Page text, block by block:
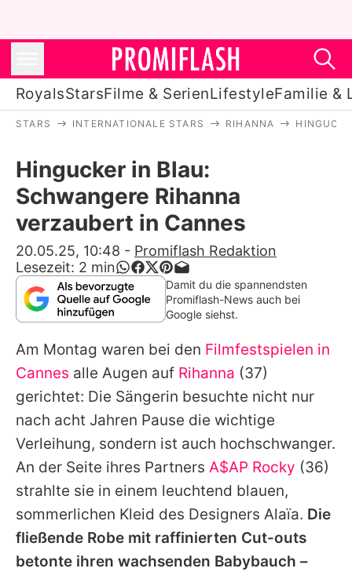
RoyalsStarsFilme & SerienLifestyleFamilie &
Stars
Filme & Serien
Lifestyle
Familie & Liebe
Promiflash Exklusiv
Alle Themen auf Promiflash
Jobs
App runterladen
Team
Redaktionelle Richtlinien
Impressum
Datenschutzerklärung
STARS INTERNATIONALE STARS RIHANNA
Hingucker in Blau:
Schwangere Rihanna
verzaubert in Cannes
20.05.25, 10:48 - Promiflash Redaktion
Lesezeit: 2 min
Damit du die spannendsten
Promiflash-News auch bei
Google siehst.
Am Montag waren bei den Filmfestspielen in
Cannes alle Augen auf Rihanna (37)
gerichtet: Die Sängerin besuchte nicht nur
nach acht Jahren Pause die wichtige
Verleihung, sondern ist auch hochschwanger.
An der Seite ihres Partners A$AP Rocky (36)
strahlte sie in einem leuchtend blauen,
sommerlichen Kleid des Designers Alaïa. Die
fließende Robe mit raffinierten Cut-outs
betonte ihren wachsenden Babybauch –